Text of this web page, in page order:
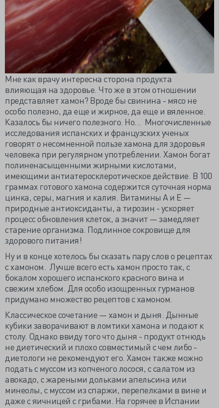
Мне как врачу интересна сторона продукта
влияющая на здоровье. Что же в этом отношении
представляет хамон? Вроде бы свинина - мясо не
особо полезно, да еще и жирное, да еще и вяленное.
Казалось бы ничего полезного. Но... Многочисленные
исследования испанских и французских ученых
говорят о несомненной пользе хамона для здоровья
человека при регулярном употреблении. Хамон богат
полиненасыщенными жирными кислотами,
имеющими антиатеросклеротическое действие. В 100
граммах готового хамона содержится суточная норма
цинка, серы, магния и калия. Витамины А и Е —
природные антиоксиданты, а тирозин - ускоряет
процесс обновления клеток, а значит — замедляет
старение организма. Подлинное сокровище для
здорового питания!
Ну и в конце хотелось бы сказать пару слов о рецептах
с хамоном. Лучше всего есть хамон просто так, с
бокалом хорошего испанского красного вина и
свежим хлебом. Для особо изощренных гурманов
придумано множество рецептов с хамоном.
Классическое сочетание — хамон и дыня. Дынные
кубики заворачивают в ломтики хамона и подают к
столу. Однако ввиду того что дыня - продукт отнюдь
не диетический и плохо совместимый с чем либо -
диетологи не рекомендуют его. Хамон также можно
подать с муссом из копченого лосося, с салатом из
авокадо, с жареными дольками апельсина или
минеолы, с муссом из спаржи, перепелками в вине и
даже с яичницей с грибами. На горячее в Испании